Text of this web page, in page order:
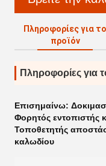
Πληροφορίες για το
προϊόν
Πληροφορίες για
Επισημαίνω:
Φορητός εντοπιστής
Τοποθετητής
καλωδίου